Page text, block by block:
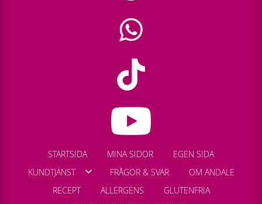
STARTSIDA MINA SIDOR
EGEN SIDA
KUNDTJÄNST
FRÅGOR & SVAR
OM ANDALE
RECEPT
ALLERGENS
GLUTENFRIA